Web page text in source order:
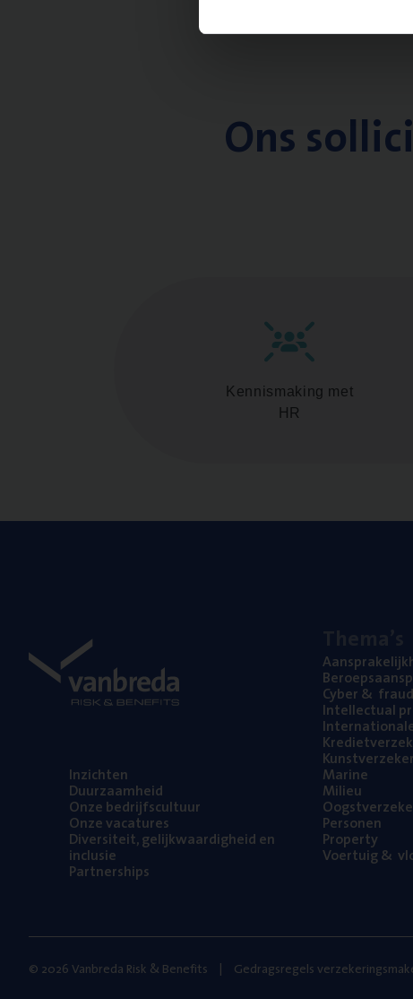
Ons
Kennismaking met
HR
Inzich­ten
Duur­zaam­heid
Onze bedrijfs­cul­tuur
Onze vaca­tu­res
Diver­si­teit, gelijk­waar­dig­heid en
inclusie
Part­ner­ships
Cyber&
Intel­lec­tu­al
Mari­ne
Mili­eu
Per­so­nen
Pro­per­ty
Voer­tuig&
© 2026 Vanbreda Risk & Benefits Gedragsregels